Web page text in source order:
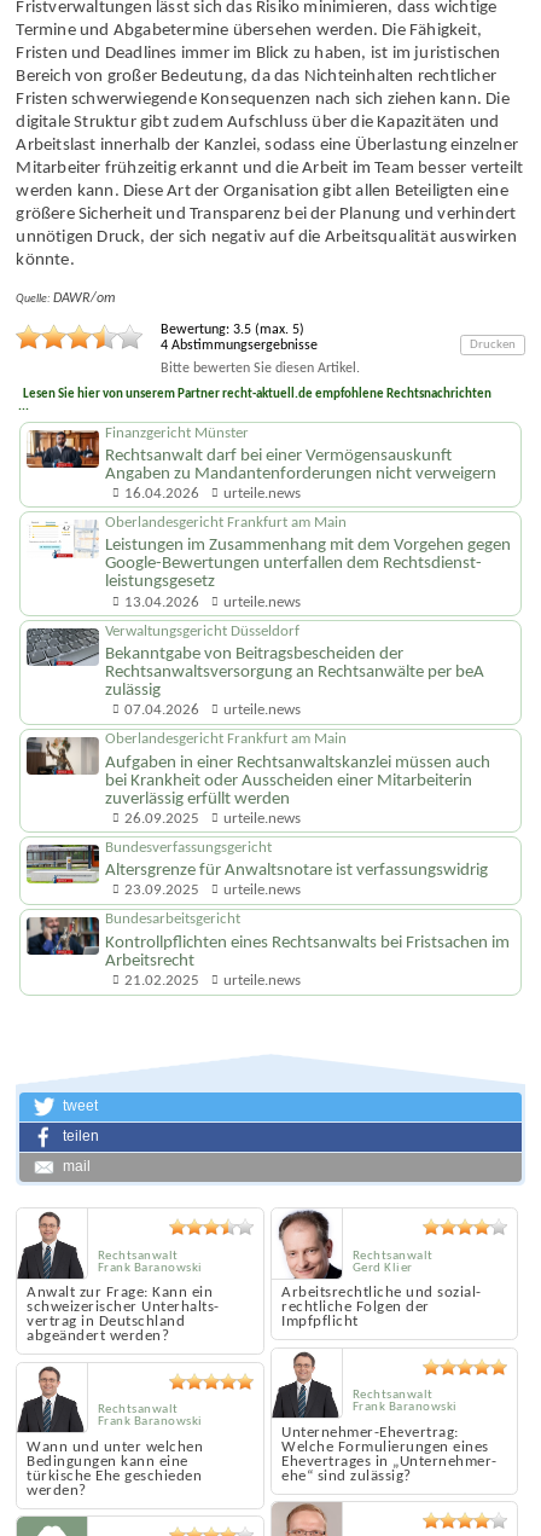
Kapazitäten geht. Durch automatisierte Erinnerungen und
Fristverwaltungen lässt sich das Risiko minimieren, dass wichtige
Termine und Abgabetermine übersehen werden. Die Fähigkeit,
Fristen und Deadlines immer im Blick zu haben, ist im juristischen
Bereich von großer Bedeutung, da das Nichteinhalten rechtlicher
Fristen schwerwiegende Konsequenzen nach sich ziehen kann. Die
digitale Struktur gibt zudem Aufschluss über die Kapazitäten und
Arbeitslast innerhalb der Kanzlei, sodass eine Überlastung einzelner
Mitarbeiter frühzeitig erkannt und die Arbeit im Team besser verteilt
werden kann. Diese Art der Organisation gibt allen Beteiligten eine
größere Sicherheit und Transparenz bei der Planung und verhindert
könnte.
Quelle:DAWR/om
Bewertung:3.5 (max.5)
Bitte bewerten Sie diesen Artikel.
Lesen Sie hier von unserem Partner recht-aktuell.de empfohlene Rechtsnachrichten
Finanzgericht Münster
Rechtsanwalt darf bei einer Vermögensauskunft
Angaben zu Mandanten­forderungen nicht verweigern
16.04.2026 urteile.news
Oberlandesgericht Frankfurt am Main
Leistungen im Zusammenhang mit dem Vorgehen gegen
Google-Bewertungen unterfallen dem Rechtsdienst­
leistungsgesetz
13.04.2026 urteile.news
Verwaltungsgericht Düsseldorf
Bekanntgabe von Beitragsbescheiden der
Rechtsanwalts­versorgung an Rechtsanwälte per beA
zulässig
07.04.2026 urteile.news
Oberlandesgericht Frankfurt am Main
Aufgaben in einer Rechtsanwalts­kanzlei müssen auch
bei Krankheit oder Ausscheiden einer Mitarbeiterin
zuverlässig erfüllt werden
26.09.2025 urteile.news
Bundesverfassungsgericht
Altersgrenze für Anwaltsnotare ist verfassungswidrig
23.09.2025 urteile.news
Bundesarbeitsgericht
Kontrollpflichten eines Rechtsanwalts bei Fristsachen im
Arbeitsrecht
tweet
teilen
Anwalt zur Frage: Kann ein
schweizerischer Unterhalts­
vertrag in Deutschland
abgeändert werden?
Rechtsanwalt
Frank Baranowski
Wann und unter welchen
Bedingungen kann eine
türkische Ehe geschieden
werden?
Rechtsanwalt
Frank Baranowski
Arbeits­rechtliche und sozial­
rechtliche Folgen der
Impfpflicht
Rechtsanwalt
Gerd Klier
Unternehmer-Ehevertrag:
Welche Formulierungen eines
Ehe­vertrages in „Unternehmer­
ehe“ sind zulässig?
Rechtsanwalt
Frank Baranowski